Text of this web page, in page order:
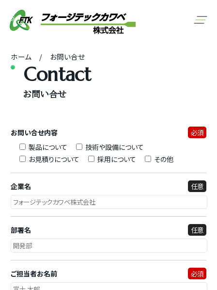
Contact
お問い合せ
ホーム お問い合せ
お問い合せ内容
必須
製品について
技術や設備について
お見積りについて
採用について その他
企業名 任意
部署名 任意
ご担当者お名前 必須